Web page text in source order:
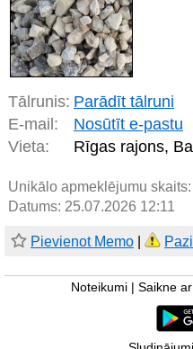
Tālrunis: Parādīt tālruni
E-mail:
Nosūtīt e-pastu
Vieta:
Rīgas rajons,
Unikālo apmeklējumu skaits:
Datums: 25.07.2026 12:11
Pievienot Memo
Noteikumi Saikne